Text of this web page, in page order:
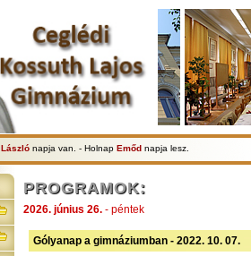
László napja van. - Holnap Emőd napja lesz.
PROGRAMOK:
2026. június 26. - péntek
Gólyanap a gimnáziumban - 2022. 10. 07.